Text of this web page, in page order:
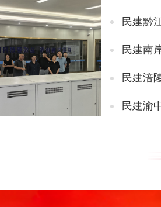
民建黔
民建南
民建涪
民建渝